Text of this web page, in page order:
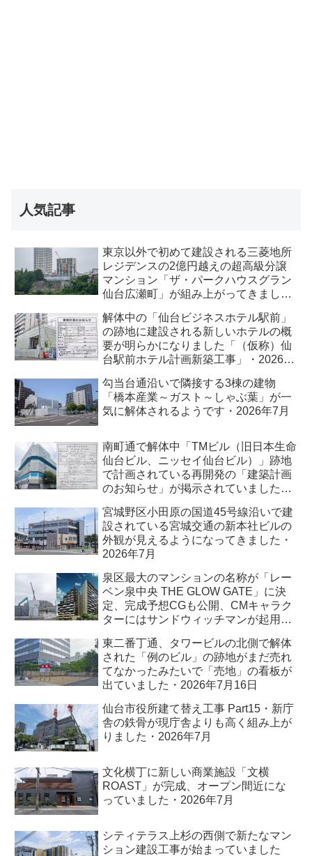
人気記事
東京以外で初めて建設される三菱地所
レジデンスの2億円越えの超高級分譲
マンション「ザ・パークハウスグラン
仙台広瀬町」が組み上がってきまし
解体中の「仙台ビジネスホテル駅前」
の跡地に建設される新しいホテルの概
要が明らかになりました「（仮称）仙
台駅前ホテル計画新築工事」・2026年
勾当台通沿いで隣接する3棟の建物
「橋本産業～ガスト～しゃぶ葉」が一
気に解体されるようです・2026年7月
南町通で解体中「TMビル（旧日本生命
仙台ビル、ニッセイ仙台ビル）」跡地
で計画されている再開発の「建築計画
のお知らせ」が掲示されていました・
宮城野区小田原の国道45号線沿いで建
設されている宮城交通の新本社ビルの
外観が見えるようになってきました・
2026年7月
泉区最大のマンションの名称が「レー
ベン泉中央 THE GLOW GATE」に決
定、完成予想CGも公開、CMキャラク
ターにはサンドウィッチマンが起用さ
東二番丁通、タワービルの北側で解体
された「例のビル」の跡地がまだ売れ
てなかったみたいで「売地」の看板が
出ていました・2026年7月16日
仙台市役所建て替え工事 Part15・新庁
舎の鉄骨が現庁舎よりも高く組み上が
りました・2026年7月
文化横丁に新しい商業施設「文横
ROAST」が完成、オープン間近にな
っていました・2026年7月
シティテラス上杉の西側で新たなマン
ション建設工事が始まっていました